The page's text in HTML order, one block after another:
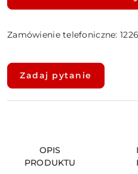
Zamówienie telefoniczne:
Dostępność
dostawa
Zadaj pytanie
OPIS
PRODUKTU